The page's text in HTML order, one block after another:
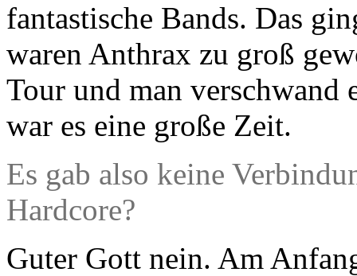
fantastische Bands. Das
waren Anthrax zu groß
Tour und man verschwand
war es eine große Zeit.
Es gab also keine
Hardcore?
Guter Gott nein. Am